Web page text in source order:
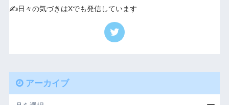
✍️日々の気づきはXでも発信しています
アーカイブ